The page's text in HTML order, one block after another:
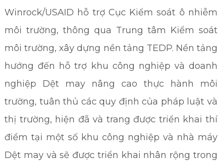
Winrock/USAID hỗ trợ Cục Kiểm soát ô nhiễm
môi trường, thông qua Trung tâm Kiểm soát
môi trường, xây dựng nền tảng TEDP. Nền tảng
hướng đến hỗ trợ khu công nghiệp và doanh
nghiệp Dệt may nâng cao thực hành môi
trường, tuân thủ các quy định của pháp luật và
thị trường, hiện đã và trang được triển khai thí
điểm tại một số khu công nghiệp và nhà máy
Dệt may và sẽ được triển khai nhân rộng trong